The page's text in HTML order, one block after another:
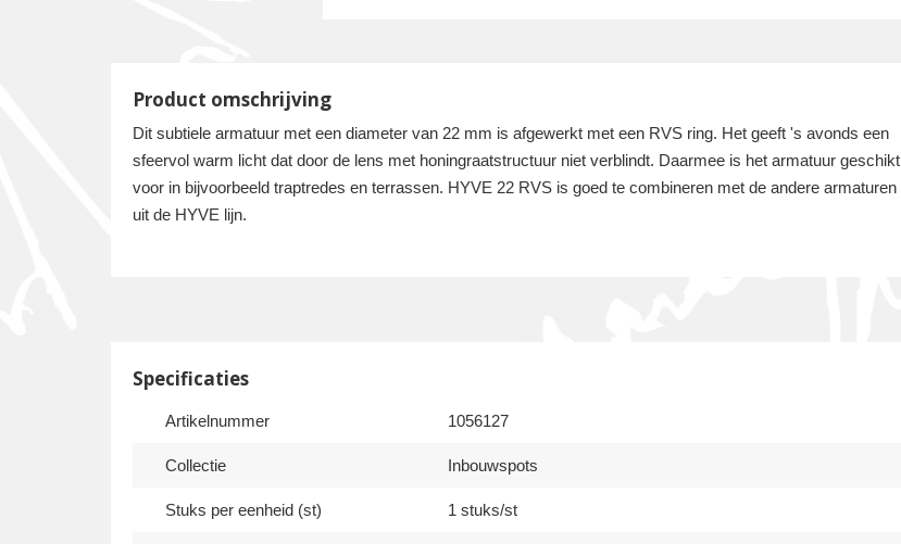
Product omschrijving
Dit subtiele armatuur met een diameter van 22 mm is afgewerkt met een RVS ring. Het geeft 's avonds een
sfeervol warm licht dat door de lens met honingraatstructuur niet verblindt. Daarmee is het armatuur geschikt
voor in bijvoorbeeld traptredes en terrassen. HYVE 22 RVS is goed te combineren met de andere armaturen
uit de HYVE lijn.
Specificaties
Artikelnummer 1056127
Collectie Inbouwspots
Stuks per eenheid (st) 1 stuks/st